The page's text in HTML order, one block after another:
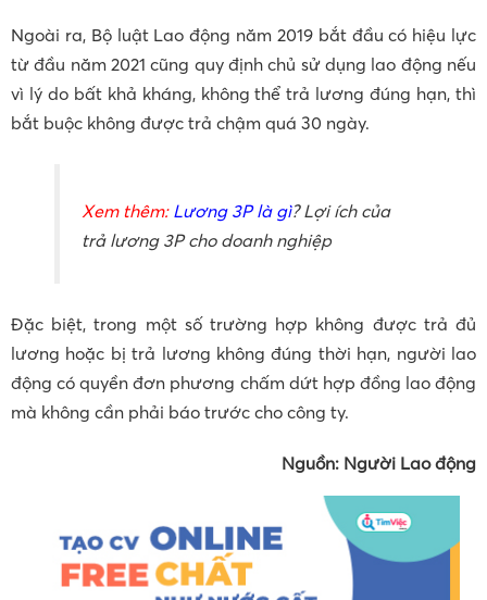
Ngoài ra, Bộ luật Lao động năm 2019 bắt đầu có hiệu lực
từ đầu năm 2021 cũng quy định chủ sử dụng lao động nếu
vì lý do bất khả kháng, không thể trả lương đúng hạn, thì
bắt buộc không được trả chậm quá 30 ngày.
Xem thêm: Lương 3P là gì? Lợi ích của
trả lương 3P cho doanh nghiệp
Đặc biệt, trong một số trường hợp không được trả đủ
lương hoặc bị trả lương không đúng thời hạn, người lao
động có quyền đơn phương chấm dứt hợp đồng lao động
mà không cần phải báo trước cho công ty.
Nguồn: Người Lao động